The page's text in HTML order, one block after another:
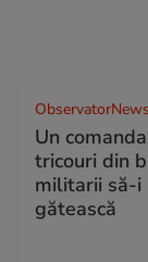
Un
tricouri din
militarii să-i
gătească